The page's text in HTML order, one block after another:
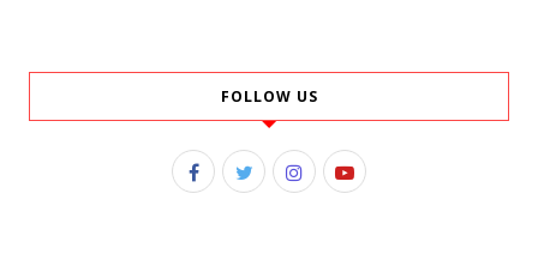
FOLLOW US